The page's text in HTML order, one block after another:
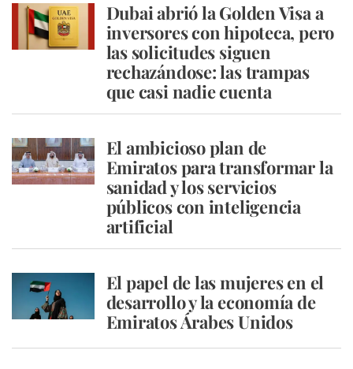
Dubai abrió la Golden Visa a
inversores con hipoteca, pero
las solicitudes siguen
rechazándose: las trampas
que casi nadie cuenta
El ambicioso plan de
Emiratos para transformar la
sanidad y los servicios
públicos con inteligencia
artificial
El papel de las mujeres en el
desarrollo y la economía de
Emiratos Árabes Unidos